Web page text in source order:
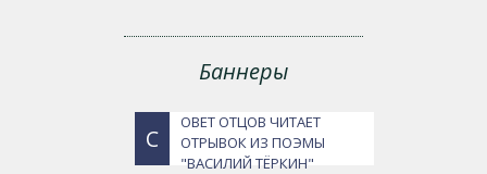
Баннеры
С
ОВЕТ ОТЦОВ ЧИТАЕТ
ОТРЫВОК ИЗ ПОЭМЫ
"ВАСИЛИЙ ТЁРКИН"